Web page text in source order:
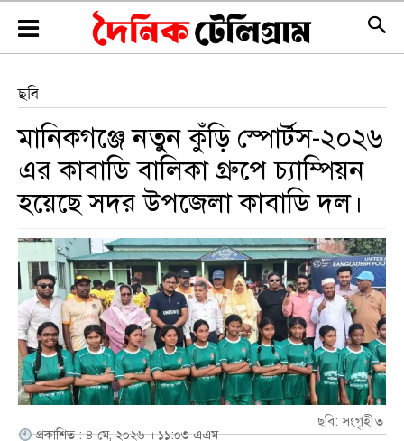
ছবি
মানিকগঞ্জে নতুন কুঁড়ি স্পোর্টস-২০২৬
এর কাবাডি বালিকা গ্রুপে চ্যাম্পিয়ন
হয়েছে সদর উপজেলা কাবাডি দল।
ছবি: সংগৃহীত
প্রকাশিত : ৪ মে, ২০২৬ । ১১:০৩ এএম